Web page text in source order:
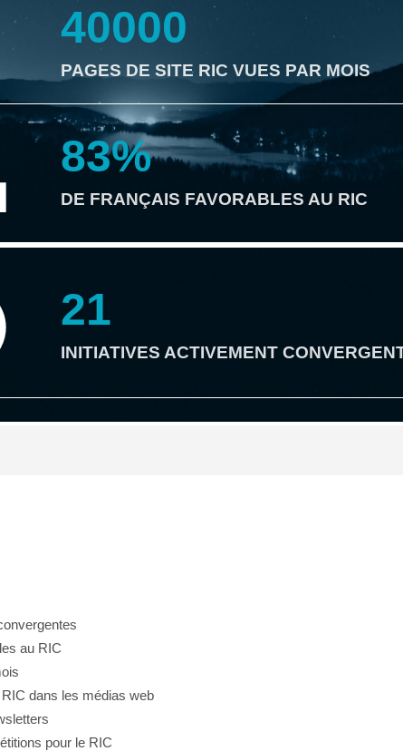
40000
PAGES DE SITE RIC VUES PAR MOIS
83%
DE FRANÇAIS FAVORABLES AU RIC
21
INITIATIVES ACTIVEMENT
au RIC
dans les médias web
pour le RIC